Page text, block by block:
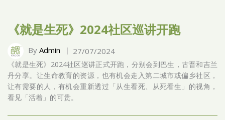
《就是生死》2024社区巡讲开跑
By Admin 27/07/2024
《就是生死》2024社区巡讲正式开跑，分别会到巴生，古晋和吉兰
丹分享。让生命教育的资源，也有机会走入第二城市或偏乡社区，
让有需要的人，有机会重新透过「从生看死、从死看生」的视角，
看见「活着」的可贵。